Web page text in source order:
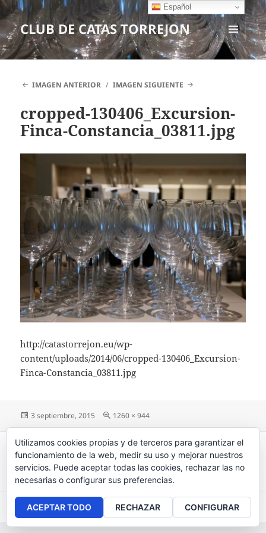
CLUB DE CATAS TORREJON
MENÚ
Y
IMAGEN ANTERIOR
IMAGEN SIGUIENTE
cropped-130406_Excursion-
Finca-Constancia_03811.jpg
http://catastorrejon.eu/wp-
content/uploads/2014/06/cropped-130406_Excursion-
Finca-Constancia_03811.jpg
Publicado
el
3 septiembre, 2015
Tamaño
completo
1260 × 944
Navegación
entradas
PUBLICADO EN
cropped-130406_Excursion-Finca-
Constancia_03811.jpg
Aviso legal, políticas de privacidadycookies
Español
Utilizamos cookies propias y de terceros para garantizar el
funcionamiento de la web, medir su uso y mejorar nuestros
servicios. Puede aceptar todas las cookies, rechazar las no
necesarias o configurar sus preferencias.
ACEPTAR TODO RECHAZAR CONFIGURAR